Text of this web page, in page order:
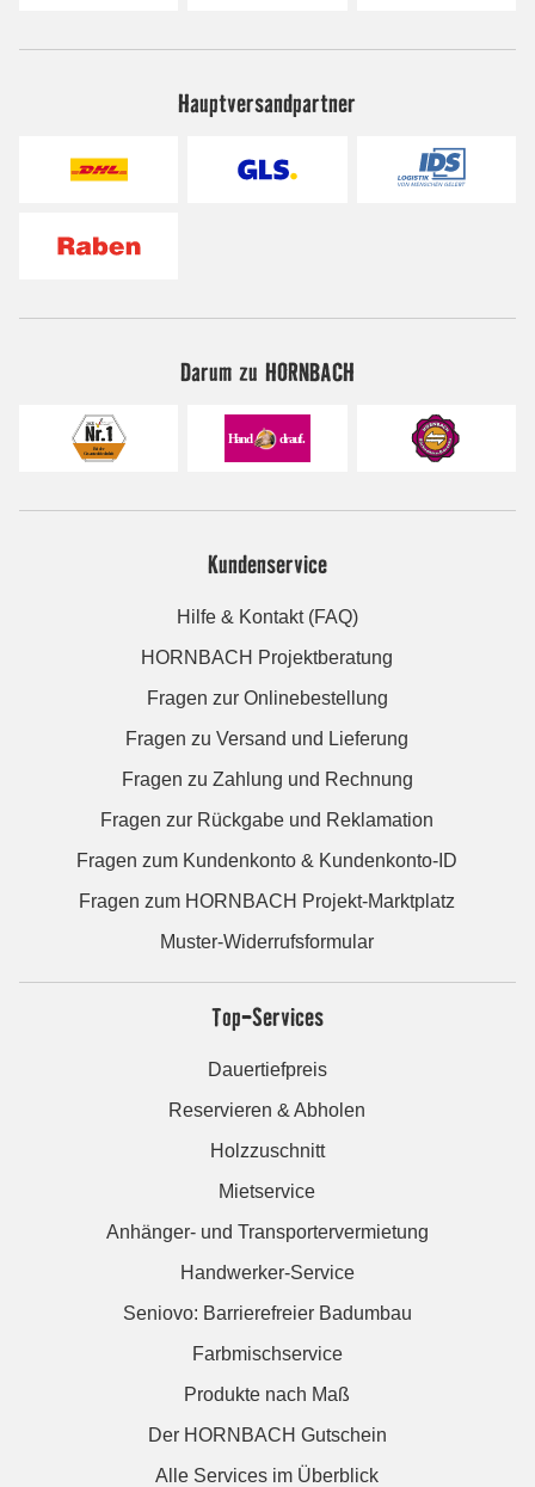
Hauptversandpartner
Darum zu HORNBACH
Kundenservice
Hilfe & Kontakt (FAQ)
HORNBACH Projektberatung
Fragen zur Onlinebestellung
Fragen zu Versand und Lieferung
Fragen zu Zahlung und Rechnung
Fragen zur Rückgabe und Reklamation
Fragen zum Kundenkonto & Kundenkonto-ID
Fragen zum HORNBACH Projekt-Marktplatz
Muster-Widerrufsformular
Top-Services
Dauertiefpreis
Reservieren & Abholen
Holzzuschnitt
Mietservice
Anhänger- und Transportervermietung
Handwerker-Service
Seniovo: Barrierefreier Badumbau
Farbmischservice
Produkte nach Maß
Der HORNBACH Gutschein
Alle Services im Überblick